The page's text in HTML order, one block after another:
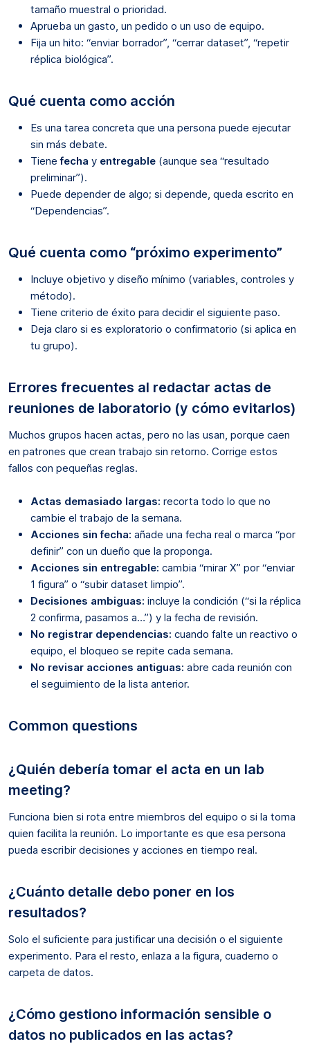
tamaño muestral o prioridad.
Aprueba un gasto, un pedido o un uso de equipo.
Fija un hito: “enviar borrador”, “cerrar dataset”, “repetir
réplica biológica”.
Qué cuenta como acción
Es una tarea concreta que una persona puede ejecutar
sin más debate.
Tienefecha y entregable (aunque sea “resultado
preliminar”).
Puede depender de algo; si depende, queda escrito en
“Dependencias”.
Qué cuenta como “próximo experimento”
Incluye objetivo y diseño mínimo (variables, controles y
método).
Tiene criterio de éxito para decidir el siguiente paso.
Deja claro si es exploratorio o confirmatorio (si aplica en
tu grupo).
Errores frecuentes al redactar actas de
reuniones de laboratorio (y cómo evitarlos)
Muchos grupos hacen actas, pero no las usan, porque caen
en patrones que crean trabajo sin retorno. Corrige estos
fallos con pequeñas reglas.
Actas demasiado largas: recorta todo lo que no
cambie el trabajo de la semana.
Acciones sin fecha: añade una fecha real o marca “por
definir” con un dueño que la proponga.
Acciones sin entregable: cambia “mirar X” por “enviar
1 figura” o “subir dataset limpio”.
Decisiones ambiguas: incluye la condición (“si la réplica
2 confirma, pasamos a…”) y la fecha de revisión.
No registrar dependencias: cuando falte un reactivo o
equipo, el bloqueo se repite cada semana.
No revisar acciones antiguas: abre cada reunión con
el seguimiento de la lista anterior.
Common questions
¿Quién debería tomar el acta en un lab
meeting?
Funciona bien si rota entre miembros del equipo o si la toma
quien facilita la reunión. Lo importante es que esa persona
pueda escribir decisiones y acciones en tiempo real.
¿Cuánto detalle debo poner en los
resultados?
Solo el suficiente para justificar una decisión o el siguiente
experimento. Para el resto, enlaza a la figura, cuaderno o
carpeta de datos.
¿Cómo gestiono información sensible o
datos no publicados en las actas?